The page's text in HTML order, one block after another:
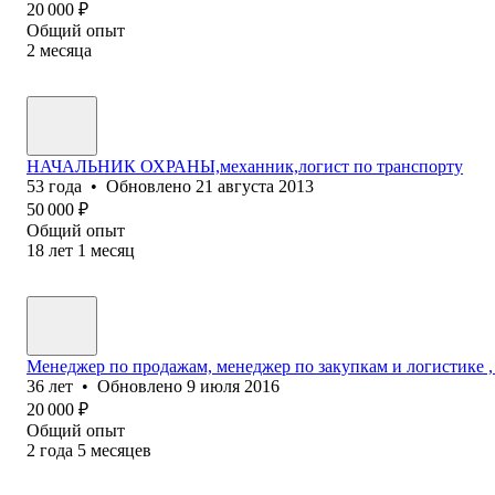
20 000 ₽
Общий опыт
2 месяца
НАЧАЛЬНИК ОХРАНЫ,механник,логист по транспорту
53 года • Обновлено 21 августа 2013
50 000 ₽
Общий опыт
18 лет 1 месяц
Менеджер по продажам, менеджер по закупкам и логистике
36 лет • Обновлено 9 июля 2016
20 000 ₽
Общий опыт
2 года 5 месяцев